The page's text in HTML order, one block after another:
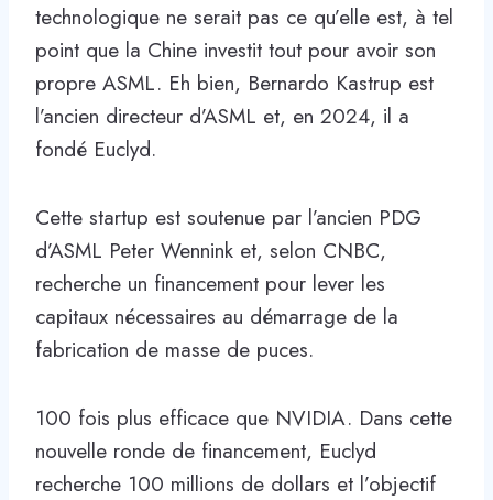
technologique ne serait pas ce qu’elle est, à tel
point que la Chine investit tout pour avoir son
propre ASML. Eh bien, Bernardo Kastrup est
l’ancien directeur d’ASML et, en 2024, il a
fondé Euclyd.
Cette startup est soutenue par l’ancien PDG
d’ASML Peter Wennink et, selon CNBC,
recherche un financement pour lever les
capitaux nécessaires au démarrage de la
fabrication de masse de puces.
100 fois plus efficace que NVIDIA. Dans cette
nouvelle ronde de financement, Euclyd
recherche 100 millions de dollars et l’objectif